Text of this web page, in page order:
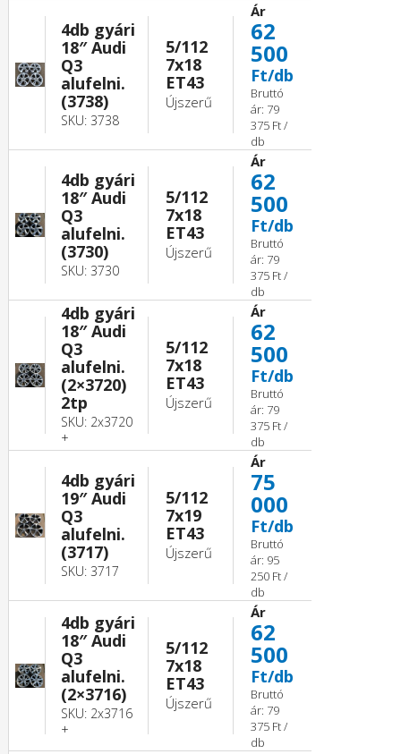
4db gyári
18″ Audi
Q3
alufelni.
(3738)
SKU: 3738
5/112
7x18
ET43
Újszerű
Ár
62
500
Ft/db
Bruttó
ár: 79
375 Ft /
db
4db gyári
18″ Audi
Q3
alufelni.
(3730)
SKU: 3730
5/112
7x18
ET43
Újszerű
Ár
62
500
Ft/db
Bruttó
ár: 79
375 Ft /
db
4db gyári
18″ Audi
Q3
alufelni.
(2×3720)
2tp
SKU: 2x3720
+
5/112
7x18
ET43
Újszerű
Ár
62
500
Ft/db
Bruttó
ár: 79
375 Ft /
db
4db gyári
19″ Audi
Q3
alufelni.
(3717)
SKU: 3717
5/112
7x19
ET43
Újszerű
Ár
75
000
Ft/db
Bruttó
ár: 95
250 Ft /
db
4db gyári
18″ Audi
Q3
alufelni.
(2×3716)
SKU: 2x3716
+
5/112
7x18
ET43
Újszerű
Ár
62
500
Ft/db
Bruttó
ár: 79
375 Ft /
db